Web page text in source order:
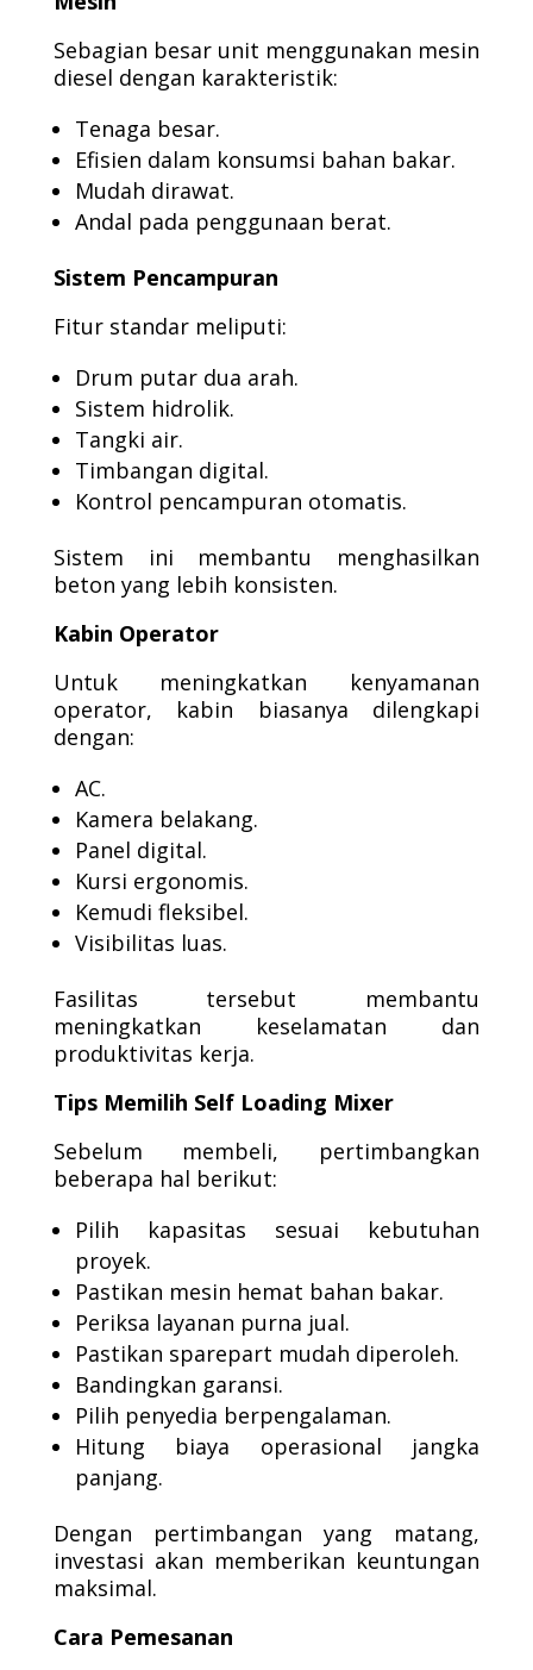
Sebagian besar unit menggunakan mesin
diesel dengan karakteristik:
Tenaga besar.
Efisien dalam konsumsi bahan bakar.
Mudah dirawat.
Andal pada penggunaan berat.
Sistem Pencampuran
Fitur standar meliputi:
Drum putar dua arah.
Sistem hidrolik.
Tangki air.
Timbangan digital.
Kontrol pencampuran otomatis.
Sistem ini membantu menghasilkan
beton yang lebih konsisten.
Kabin Operator
Untuk meningkatkan kenyamanan
operator, kabin biasanya dilengkapi
dengan:
AC.
Kamera belakang.
Panel digital.
Kursi ergonomis.
Kemudi fleksibel.
Visibilitas luas.
Fasilitas tersebut membantu
meningkatkan keselamatan dan
produktivitas kerja.
Tips Memilih Self Loading Mixer
Sebelum membeli, pertimbangkan
beberapa hal berikut:
Pilih kapasitas sesuai kebutuhan
proyek.
Pastikan mesin hemat bahan bakar.
Periksa layanan purna jual.
Pastikan sparepart mudah diperoleh.
Bandingkan garansi.
Pilih penyedia berpengalaman.
Hitung biaya operasional jangka
panjang.
Dengan pertimbangan yang matang,
investasi akan memberikan keuntungan
maksimal.
Cara Pemesanan